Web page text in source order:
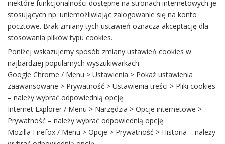
niektóre funkcjonalności dostępne na stronach internetowych je
stosujących np. uniemożliwiając zalogowanie się na konto
pocztowe. Brak zmiany tych ustawień oznacza akceptację dla
stosowania plików typu cookies.
Poniżej wskazujemy sposób zmiany ustawień cookies w
najbardziej popularnych wyszukiwarkach:
Google Chrome / Menu > Ustawienia > Pokaż ustawienia
zaawansowane > Prywatność > Ustawienia treści > Pliki cookies
– należy wybrać odpowiednią opcję.
Internet Explorer / Menu > Narzędzia > Opcje internetowe >
Prywatność – należy wybrać odpowiednią opcję.
Mozilla Firefox / Menu > Opcje > Prywatność > Historia – należy